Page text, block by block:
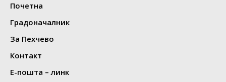
Почетна
Градоначалник
За Пехчево
Контакт
Е-пошта – линк